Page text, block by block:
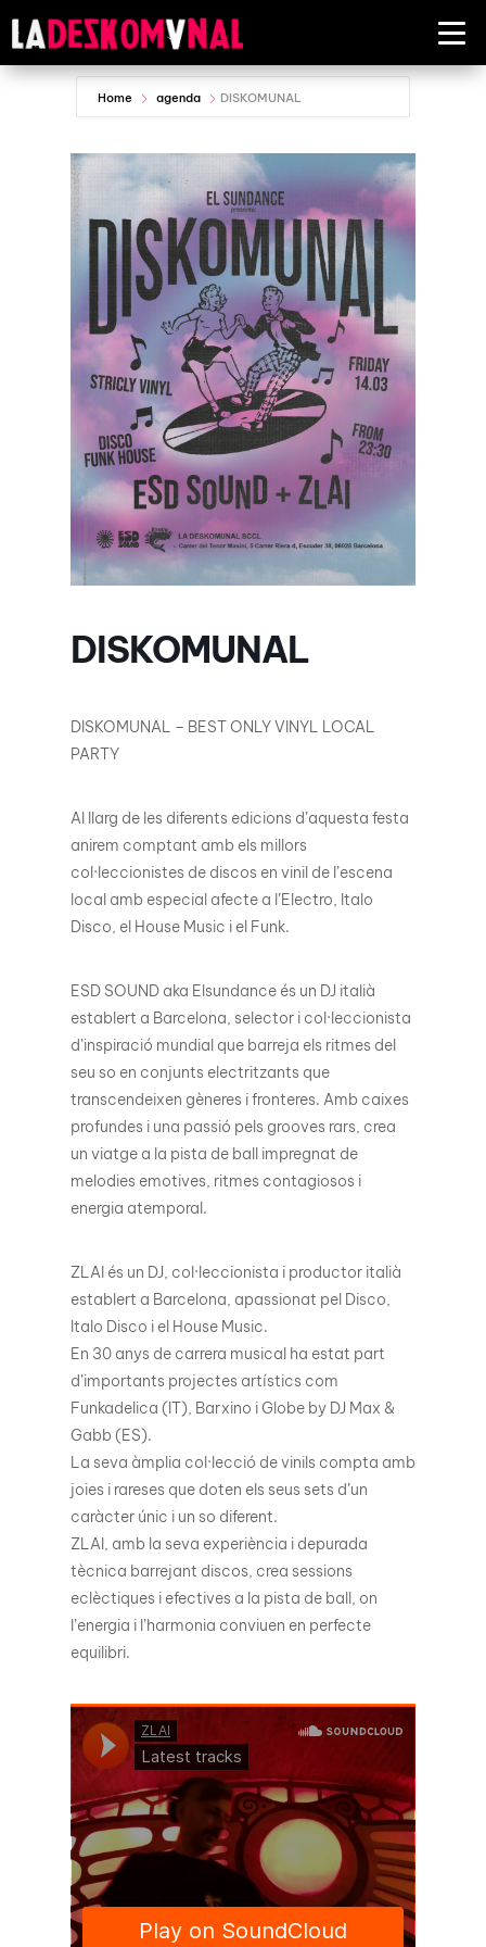
Home agenda DISKOMUNAL
DISKOMUNAL
DISKOMUNAL – BEST ONLY VINYL LOCAL
PARTY
Al llarg de les diferents edicions d’aquesta festa
anirem comptant amb els millors
col·leccionistes de discos en vinil de l’escena
local amb especial afecte a l’Electro, Italo
Disco, el House Music i el Funk.
ESD SOUND aka Elsundance és un DJ italià
establert a Barcelona, ​​selector i col·leccionista
d’inspiració mundial que barreja els ritmes del
seu so en conjunts electritzants que
transcendeixen gèneres i fronteres. Amb caixes
profundes i una passió pels grooves rars, crea
un viatge a la pista de ball impregnat de
melodies emotives, ritmes contagiosos i
energia atemporal.
ZLAI és un DJ, col·leccionista i productor italià
establert a Barcelona, ​​apassionat pel Disco,
Italo Disco i el House Music.
En 30 anys de carrera musical ha estat part
d’importants projectes artístics com
Funkadelica (IT), Barxino i Globe by DJ Max &
Gabb (ES).
La seva àmplia col·lecció de vinils compta amb
joies i rareses que doten els seus sets d’un
caràcter únic i un so diferent.
ZLAI, amb la seva experiència i depurada
tècnica barrejant discos, crea sessions
eclèctiques i efectives a la pista de ball, on
l’energia i l’harmonia conviuen en perfecte
equilibri.